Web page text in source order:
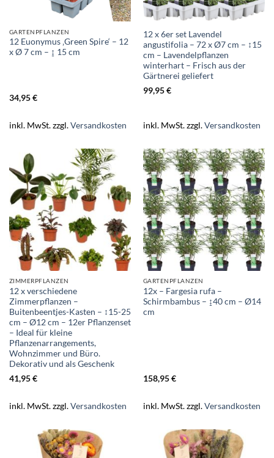
GARTENPFLANZEN
12 Euonymus ‚Green Spire‘ – 12
x Ø 7 cm – ↨ 15 cm
34,95€
inkl. MwSt.zzgl.Versandkosten
12 x 6er set Lavendel
angustifolia – 72 x Ø7 cm – ↕15
cm – Lavendelpflanzen
winterhart – Frisch aus der
Gärtnerei geliefert
99,95€
inkl. MwSt.zzgl.Versandkosten
ZIMMERPFLANZEN
12 x verschiedene
Zimmerpflanzen –
Buitenbeentjes-Kasten – ↕15-25
cm – Ø12 cm – 12er Pflanzenset
– Ideal für kleine
Pflanzenarrangements,
Wohnzimmer und Büro.
Dekorativ und als Geschenk
41,95€
inkl. MwSt.zzgl.Versandkosten
GARTENPFLANZEN
12x – Fargesia rufa –
Schirmbambus – ↨40 cm – Ø14
cm
158,95€
inkl. MwSt.zzgl.Versandkosten